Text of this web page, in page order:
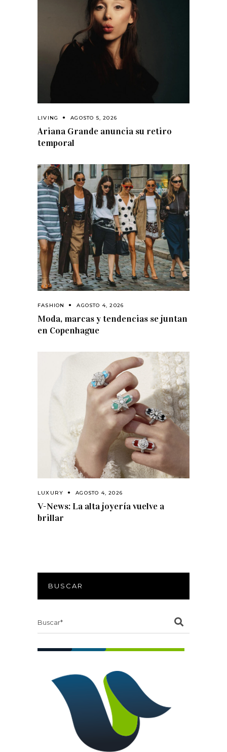
LIVING AGOSTO 5, 2026
Ariana Grande anuncia su retiro
temporal
FASHION AGOSTO 4, 2026
Moda, marcas y tendencias se juntan
en Copenhague
LUXURY AGOSTO 4, 2026
V-News: La alta joyería vuelve a
brillar
BUSCAR